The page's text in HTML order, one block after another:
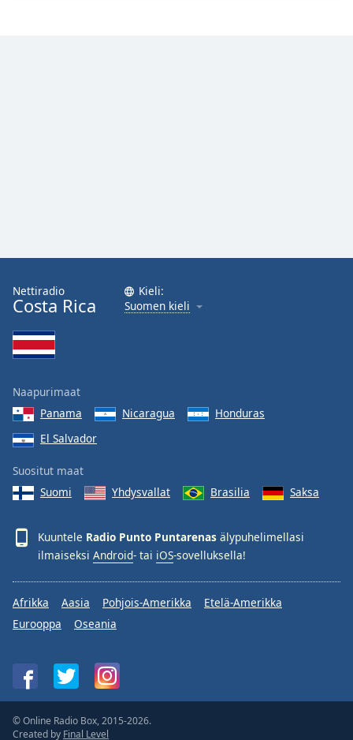
Nettiradio
Costa Rica
Kieli:
Suomen kieli
Naapurimaat
Panama
Nicaragua
Honduras
El Salvador
Suositut maat
Suomi
Yhdysvallat Brasilia Saksa
Kuuntele Radio Punto Puntarenas älypuhelimellasi
ilmaiseksi Android- tai iOS-sovelluksella!
Afrikka Aasia Pohjois-Amerikka
Etelä-Amerikka
Eurooppa
Oseania
© Online Radio Box, 2015-2026.
Created by Final Level